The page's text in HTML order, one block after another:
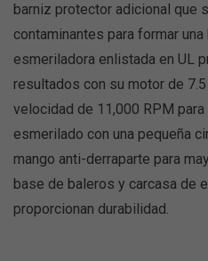
barniz protector adicional que
contaminantes para formar
esmeriladora enlistada en UL
resultados con su motor de
velocidad de 11,000 RPM
esmerilado con una pequeña
mango anti-derraparte para
base de baleros y carcasa de
proporcionan durabilidad.